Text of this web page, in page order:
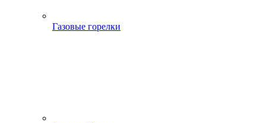
Газовые горелки